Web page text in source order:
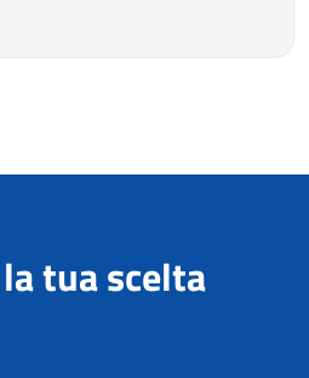
HA CONFERMATO UN’ELEVATA
tua scelta